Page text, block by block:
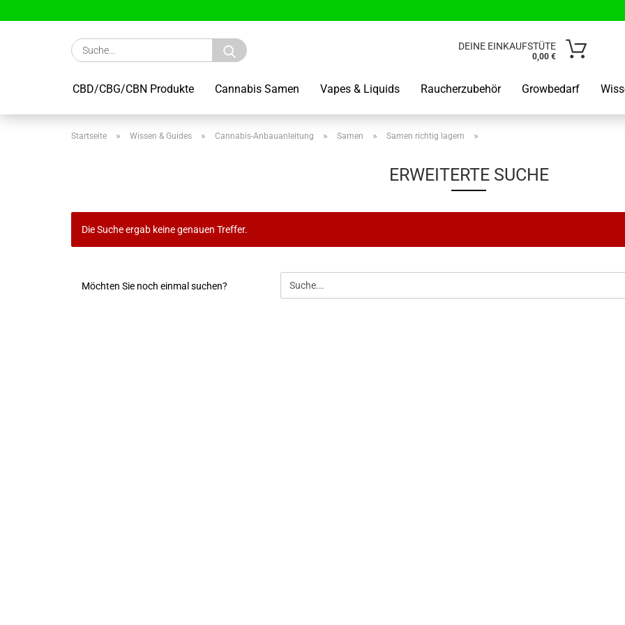
Lieferland
E-Mail
Suche... DEINE EINKAUFSTÜTE
0,00 €
CBD/CBG/CBN Produkte Cannabis Samen Vapes & Liquids Raucherzubehör Growbedarf
Startseite » Wissen & Guides » Cannabis-Anbauanleitung » Samen » Samen richtig lagern »
ERWEITERTE SUCHE
Die Suche ergab keine genauen Treffer.
SIE
Möchten Sie noch einmal suchen?